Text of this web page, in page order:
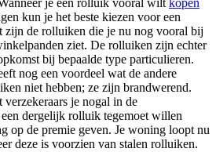
je een rolluik vooral wiltkopen
kun je het beste kiezen voor een
zijn de rolluiken die je nu nog vooral bij
ziet. De rolluiken zijn echter
bij bepaalde type particulieren.
nog een voordeel wat de andere
niet hebben; ze zijn brandwerend.
je nogal in de
een dergelijk rolluik tegemoet willen
op de premie geven. Je woning loopt nu
deze is voorzien van stalen rolluiken.